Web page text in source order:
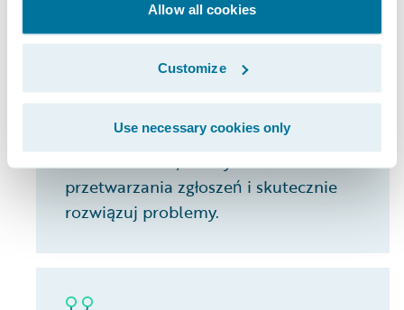
Allow all cookies
Customize
Use necessary cookies only
Obserwuj obciążenie pracą
underwriterów, efektywność
przetwarzania zgłoszeń i skutecznie
rozwiązuj problemy.